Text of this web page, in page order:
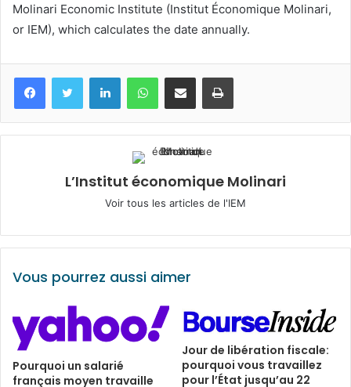
Molinari Economic Institute (Institut Économique Molinari,
or IEM), which calculates the date annually.
FacebookTwitter LinkedinWhatsApp
Partagez par mail Imprimez
L’Institut économique Molinari
Voir tous les articles de l'IEM
Vous pourrez aussi aimer
Pourquoi un salarié
français moyen travaille
Jour de libération fiscale:
pourquoi vous travaillez
pour l’État jusqu’au 22